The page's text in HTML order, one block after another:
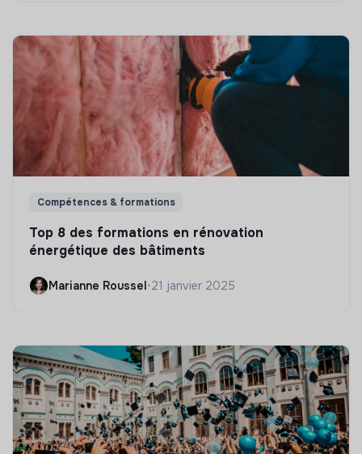
Compétences & formations
Top 8 des formations en rénovation
énergétique des bâtiments
Marianne Roussel•21 janvier 2025